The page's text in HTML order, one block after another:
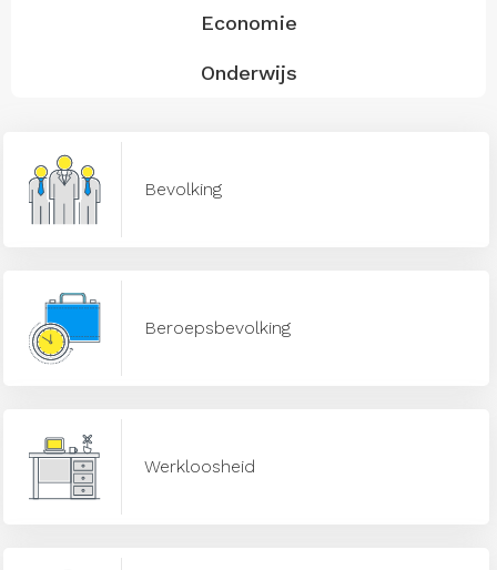
Economie
Onderwijs
Bevolking
Beroepsbevolking
Werkloosheid